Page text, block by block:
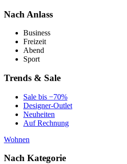
Nach Anlass
Business
Freizeit
Abend
Sport
Trends & Sale
Sale bis −70%
Designer-Outlet
Neuheiten
Auf Rechnung
Wohnen
Nach Kategorie